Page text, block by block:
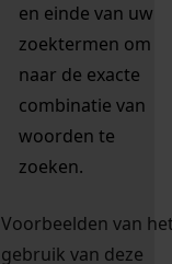
en einde van uw
zoektermen om
naar de exacte
combinatie van
woorden te
zoeken.
Voorbeelden van
gebruik van deze